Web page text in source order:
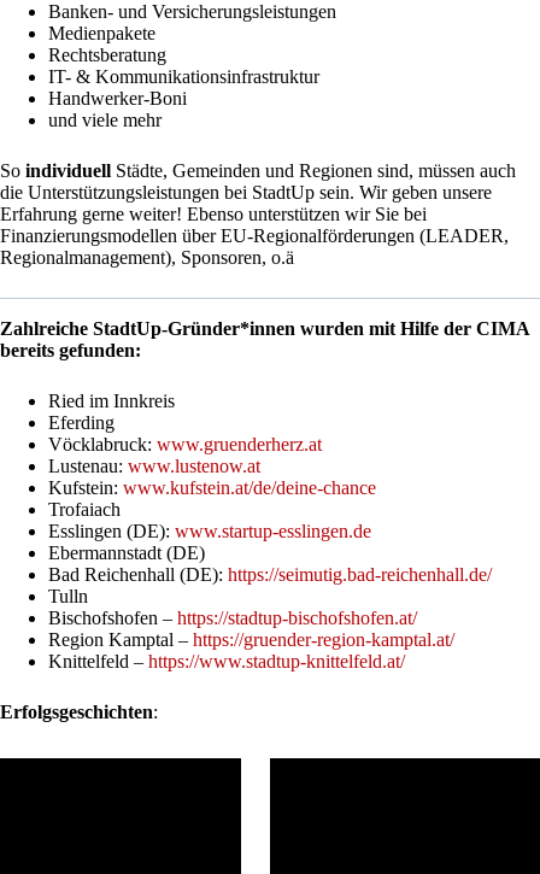
Banken- und Versicherungsleistungen
Medienpakete
Rechtsberatung
IT- & Kommunikationsinfrastruktur
Handwerker-Boni
und viele mehr
So individuell Städte, Gemeinden und Regionen sind, müssen auch
die Unterstützungsleistungen bei StadtUp sein. Wir geben unsere
Erfahrung gerne weiter! Ebenso unterstützen wir Sie bei
Finanzierungsmodellen über EU-Regionalförderungen (LEADER,
Regionalmanagement), Sponsoren, o.ä
Zahlreiche StadtUp-Gründer*innen wurden mit Hilfe der CIMA
bereits gefunden:
Ried im Innkreis
Eferding
Vöcklabruck: www.gruenderherz.at
Lustenau: www.lustenow.at
Kufstein: www.kufstein.at/de/deine-chance
Trofaiach
Esslingen (DE): www.startup-esslingen.de
Ebermannstadt (DE)
Bad Reichenhall (DE): https://seimutig.bad-reichenhall.de/
Tulln
Bischofshofen – https://stadtup-bischofshofen.at/
Region Kamptal – https://gruender-region-kamptal.at/
Knittelfeld – https://www.stadtup-knittelfeld.at/
Erfolgsgeschichten: